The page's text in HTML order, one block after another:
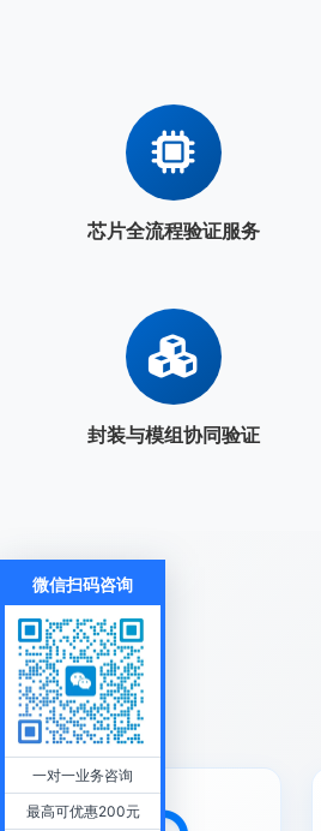
芯片全流程验证服务
封装与模组协同验证
微信扫码咨询
一对一业务咨询
最高可优惠200元